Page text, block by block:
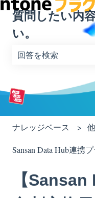
質問したい内
い。
検索フィールドが空
ナレッジベース
Sansan Data Hub連携
【Sansan